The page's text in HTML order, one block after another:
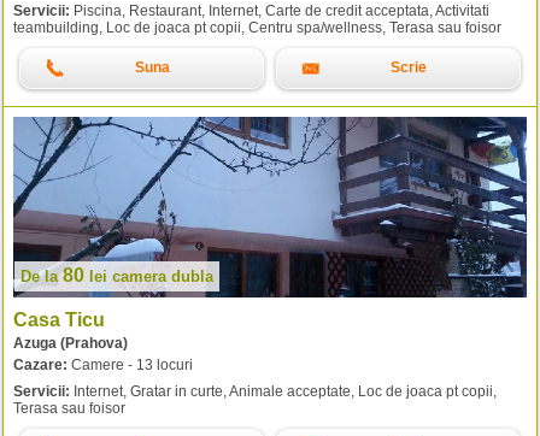
Servicii: Piscina, Restaurant, Internet, Carte de credit acceptata, Activitati
teambuilding, Loc de joaca pt copii, Centru spa/wellness, Terasa sau foisor
Suna Scrie
De la 80 lei camera dubla
Casa Ticu
Azuga (Prahova)
Cazare: Camere - 13 locuri
Servicii: Internet, Gratar in curte, Animale acceptate, Loc de joaca pt copii,
Terasa sau foisor